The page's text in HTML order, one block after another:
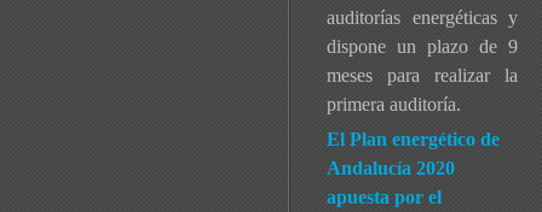
auditorías energéticas y
dispone un plazo de 9
meses para realizar la
primera auditoría.
El Plan energético de
Andalucía 2020
apuesta por el